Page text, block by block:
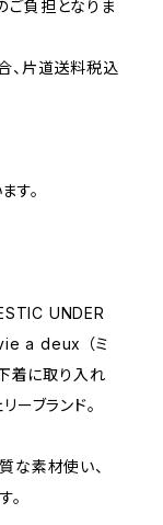
ご負担となりま
、片道送料税込
す。
UNDER
a deux （ミ
下着に取り入れ
ーブランド。
な素材使い、
。